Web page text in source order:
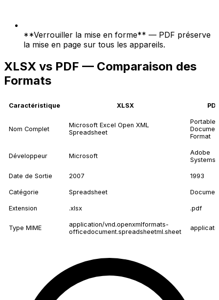
**Verrouiller la mise en forme** — PDF préserve
la mise en page sur tous les appareils.
XLSX vs PDF — Comparaison des
Formats
Caractéristique XLSX PDF
Nom Complet
Microsoft Excel Open XML
Spreadsheet
Portable
Format
Développeur Microsoft
Adobe
Systems
Date de Sortie 2007 1993
Catégorie Spreadsheet
Extension .xlsx .pdf
Type MIME
application/vnd.openxmlformats-
officedocument.spreadsheetml.sheet